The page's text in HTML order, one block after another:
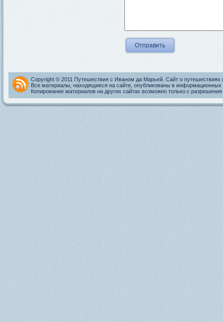
Copyright © 2011 Путешествия с Иваном да Марьей. Сайт о путешествиях
Все материалы, находящиеся на сайте, опубликованы в информационных
Копирование материалов на других сайтах возможно только с разрешения